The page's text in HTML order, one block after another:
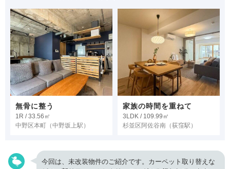
無骨に整う
1R / 33.56㎡
中野区本町 （中野坂上駅）
家族の時間を重ねて
3LDK / 109.99㎡
杉並区阿佐谷南 （荻窪駅）
今回は、未改装物件のご紹介です。カーペット取り替えな